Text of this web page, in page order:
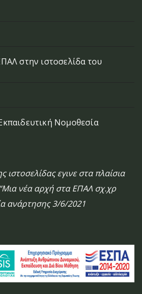
στην ιστοσελίδα του
Νομοθεσία
ιστοσελίδας εγινε στα πλαίσια
νέα αρχή στα ΕΠΑΛ σχ.χρ
ανάρτησης 3/6/2021